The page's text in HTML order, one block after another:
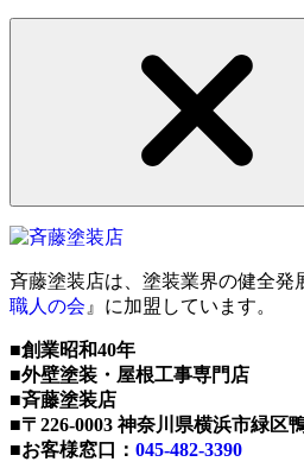
斉藤塗装店は、塗装業界の健全発
職人の会 』に加盟しています。
■創業昭和40年
■外壁塗装・屋根工事専門店
■斉藤塗装店
■〒226-0003 神奈川県横浜市緑区
■お客様窓口： 045-482-3390